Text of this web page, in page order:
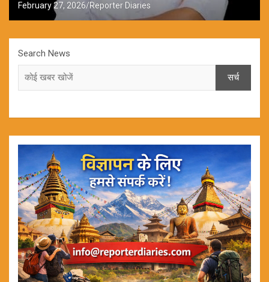
February 27, 2026 Reporter Diaries
Search News
सर्च